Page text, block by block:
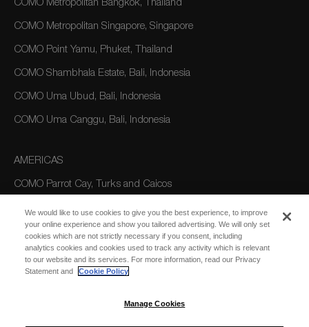
COMO Metropolitan Bangkok, Thailand
COMO Metropolitan Singapore, Singapore
COMO Point Yamu, Phuket, Thailand
COMO Shambhala Estate, Bali, Indonesia
COMO Uma Ubud, Bali, Indonesia
COMO Uma Canggu, Bali, Indonesia
AMERICAS
COMO Parrot Cay, Turks and Caicos
AUSTRALIA/OCEANIA
COMO The Treasury, Perth
We would like to use cookies to give you the best experience, to improve
your online experience and show you tailored advertising. We will only set
cookies which are not strictly necessary if you consent, including
analytics cookies and cookies used to track any activity which is relevant
to our website and its services. For more information, read our Privacy
Statement and
Cookie Policy
Manage Cookies